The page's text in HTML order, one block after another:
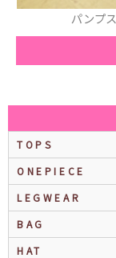
ネック
TOPS
ONEPIECE
LEGWEAR
BAG
HAT